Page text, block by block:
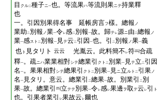
目 クル二種子ニ一也。等流果ハ等流則果ニテ持業釋
也
一。引因別果得名事 延帳房言フ樣。總報 ノ
業助 二 別報 ノ業一令レ感二 別報一故。歸テレ源ニ由 二總報 ノ
業一感スト 二 別報一 見テ云 二 引因 一也。引 二 別報 ノ果一義
也 ト 見タリト 云云 光胤云。此料簡不 レ符
合疏
釋一。疏ニハ業業相對シテ總業引 クト 二 別業一 見テ立 二 引因
名 一。果果相對シテ總果引 クト 二 別果一 見ニ立ルト 二 引果ノ
名 一 見タリ。意云。總業引 二總果一故。別業引 二 別
果一故。總業引 立テテ別果一令レ感レ果邊 ヲ取テ云 レ引 ト
也。引果者業引 レ果故云 レ爾也